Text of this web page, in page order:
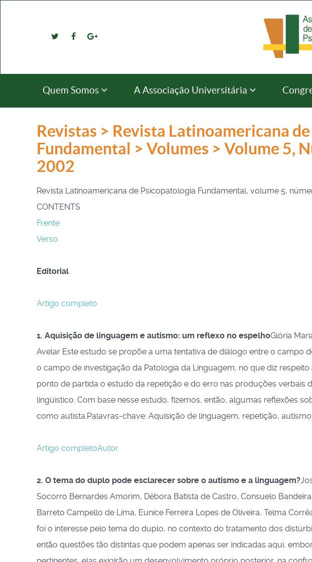
Quem Somos A Associação Universitária
Revistas > Revista Latinoamericana
Fundamental > Volumes > Volume 5,
2002
Revista Latinoamericana de Psicopatologia Fundamental, volume 5,
CONTENTS
Frente
Verso
Editorial
Artigo completo
1. Aquisição de linguagem e autismo: um reflexo no espelhoGlória
Avelar Este estudo se propõe a uma tentativa de diálogo entre o campo
o campo de investigação da Patologia da Linguagem, no que diz
ponto de partida o estudo da repetição e do erro nas produções verbais
lingüístico. Com base nesse estudo, fizemos, então, algumas reflexões
como autista.Palavras-chave: Aquisição de linguagem, repetição, autismo
Artigo completoAutor
2. O tema do duplo pode esclarecer sobre o autismo e a linguagem?
Socorro Bernardes Amorim, Débora Batista de Castro, Consuelo
Barreto Campello de Lima, Eunice Ferreira Lopes de Oliveira, Telma
foi o interesse pelo tema do duplo, no contexto do tratamento dos
então questões tão distintas que podem apenas ser indicadas aqui,